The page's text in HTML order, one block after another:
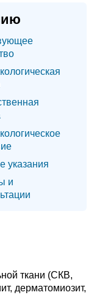
указания
и
ткани (СКВ,
дерматомиозит,